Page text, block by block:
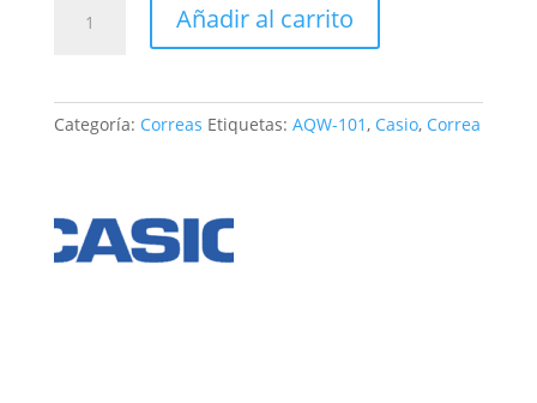
Casio
cantidad
Añadir al carrito
Categoría: Correas Etiquetas: AQW-101, Casio, Correa